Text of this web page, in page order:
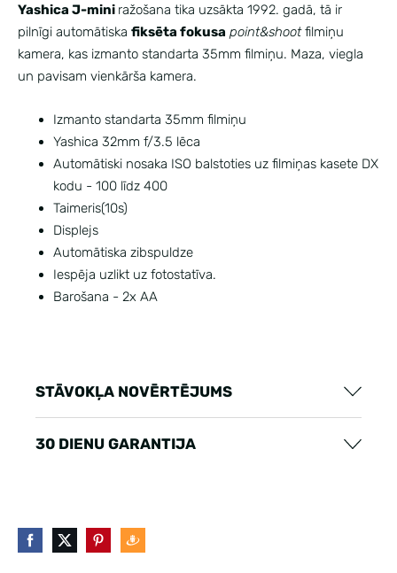
Yashica J-mini ražošana tika uzsākta 1992. gadā, tā ir
pilnīgi automātiska fiksēta fokusa point&shootfilmiņu
kamera, kas izmanto standarta 35mm filmiņu. Maza, viegla
un pavisam vienkārša kamera.
Izmanto standarta 35mm filmiņu
Yashica 32mm f/3.5 lēca
Automātiski nosaka ISO balstoties uz filmiņas kasete DX
kodu - 100 līdz 400
Taimeris(10s)
Displejs
Automātiska zibspuldze
Iespēja uzlikt uz fotostatīva.
Barošana - 2x AA
STĀVOKĻA NOVĒRTĒJUMS
30 DIENU GARANTIJA